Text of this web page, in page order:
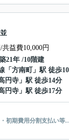
共益費10,000円
21年 /10階建
「 方南町
」駅 徒歩
円寺 」駅 徒歩14分
円寺 」駅 徒歩17分
初期費用分割支払い